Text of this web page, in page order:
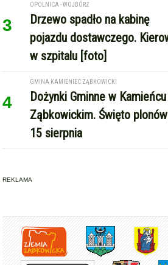
3
OPOLNICA - WOJBÓRZ
Drzewo spadło na kabinę
pojazdu dostawczego.
w szpitalu [foto]
4
GMINA KAMIENIEC ZĄBKOWICKI
Dożynki Gminne w Kamieńcu
Ząbkowickim. Święto
15 sierpnia
REKLAMA